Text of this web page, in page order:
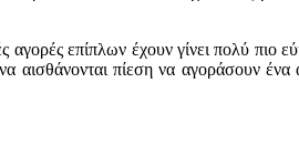
επίπλων έχουν γίνει πολύ πιο
πίεση να αγοράσουν ένα